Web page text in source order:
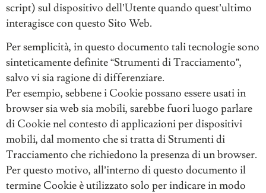
script) sul dispositivo dell’Utente quando quest’ultimo
interagisce con questo Sito Web.
Per semplicità, in questo documento tali tecnologie sono
sinteticamente definite “Strumenti di Tracciamento”,
salvo vi sia ragione di differenziare.
Per esempio, sebbene i Cookie possano essere usati in
browser sia web sia mobili, sarebbe fuori luogo parlare
di Cookie nel contesto di applicazioni per dispositivi
mobili, dal momento che si tratta di Strumenti di
Tracciamento che richiedono la presenza di un browser.
Per questo motivo, all’interno di questo documento il
termine Cookie è utilizzato solo per indicare in modo